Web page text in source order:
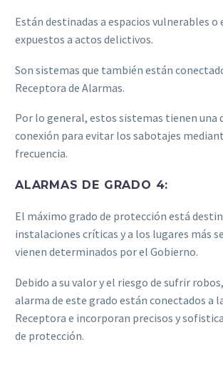
Están destinadas a espacios vulnerables
expuestos a actos delictivos.
Son sistemas que también están
Receptora de Alarmas.
Por lo general, estos sistemas tienen una
conexión para evitar los sabotajes
frecuencia.
ALARMAS DE GRADO 4:
El máximo grado de protección está
instalaciones críticas y a los lugares más
vienen determinados por el Gobierno.
Debido a su valor y el riesgo de sufrir
alarma de este grado están conectados a
Receptora e incorporan precisos y
de protección.